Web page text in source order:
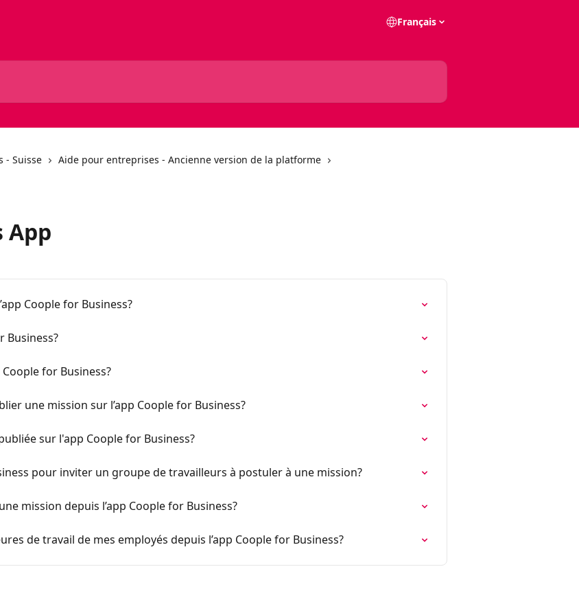
Français
- Suisse
Aide pour entreprises - Ancienne version de la platforme
App
Coople for Business?
Business?
for Business?
une mission sur l’app Coople for Business?
sur l'app Coople for Business?
pour inviter un groupe de travailleurs à postuler à une mission?
mission depuis l’app Coople for Business?
de travail de mes employés depuis l’app Coople for Business?